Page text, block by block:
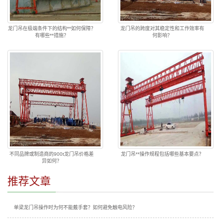
龙门吊在极端条件下的结构**如何保障？
有哪些**措施？
龙门吊的跨度对其稳定性和工作效率有
何影响？
不同品牌或制造商的900t龙门吊价格差
异如何？
龙门吊**操作规程包括哪些基本要点？
推荐文章
单梁龙门吊操作时为何不能戴手套？如何避免触电风险？